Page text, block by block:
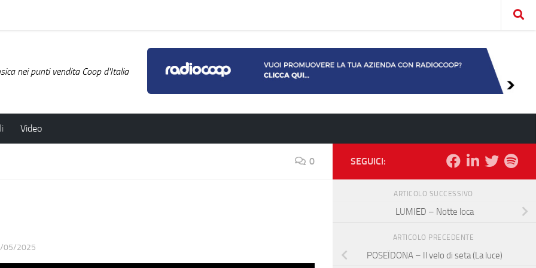
nei punti vendita Coop d'Italia
Video
0
05/2025
SEGUICI:
ARTICOLO SUCCESSIVO
LUMIED – Notte loca
ARTICOLO PRECEDENTE
POSEÏDONA – Il velo di seta (La luce)